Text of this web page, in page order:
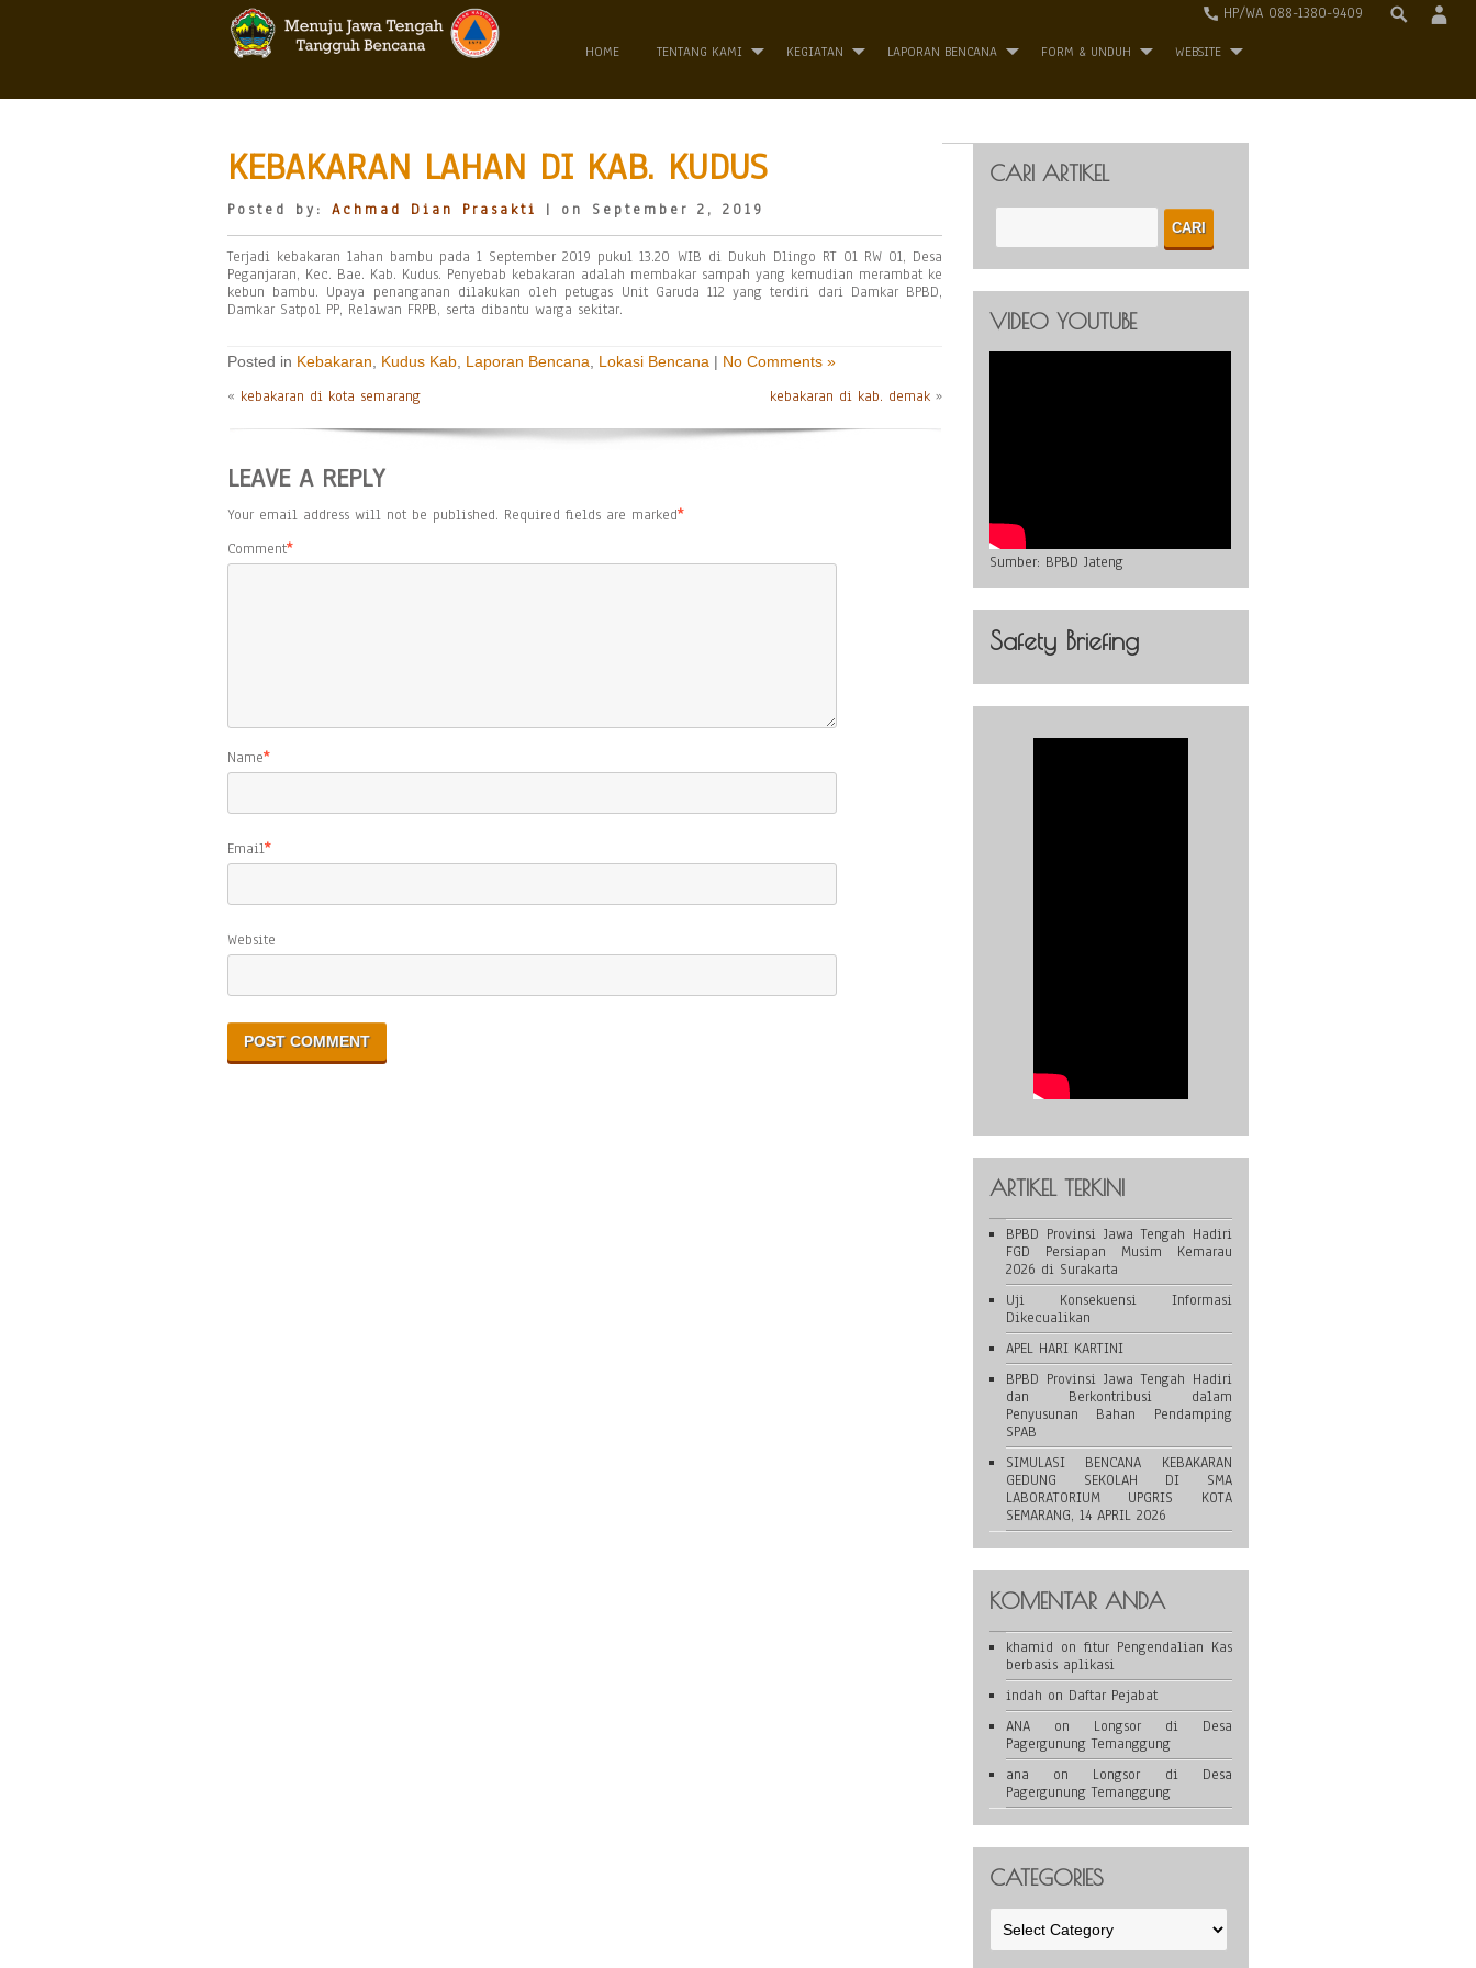
HP/WA 088-1380-9409
HOME TENTANG KAMI KEGIATAN LAPORAN BENCANA FORM & UNDUH WEBSITE
KEBAKARAN LAHAN DI KAB. KUDUS
Posted by: Achmad Dian Prasakti | on September 2, 2019
Terjadi kebakaran lahan bambu pada 1 September 2019 pukul 13.20 WIB di Dukuh Dlingo RT 01 RW 01, Desa
Peganjaran, Kec. Bae. Kab. Kudus. Penyebab kebakaran adalah membakar sampah yang kemudian merambat ke
kebun bambu. Upaya penanganan dilakukan oleh petugas Unit Garuda 112 yang terdiri dari Damkar BPBD,
Damkar Satpol PP, Relawan FRPB, serta dibantu warga sekitar.
Posted in Kebakaran Kudus Kab Laporan Bencana Lokasi Bencana | No Comments »
« kebakaran di kota semarang kebakaran di kab. demak »
LEAVE A REPLY
Your email address will not be published. Required fields are marked*
Comment*
Name*
Email*
Website
CARI ARTIKEL
VIDEO YOUTUBE
Sumber: BPBD Jateng
Safety Briefing
ARTIKEL TERKINI
BPBD Provinsi Jawa Tengah Hadiri
FGD Persiapan Musim Kemarau
2026 di Surakarta
Uji Konsekuensi Informasi
Dikecualikan
APEL HARI KARTINI
BPBD Provinsi Jawa Tengah Hadiri
dan Berkontribusi dalam
Penyusunan Bahan Pendamping
SPAB
SIMULASI BENCANA KEBAKARAN
GEDUNG SEKOLAH DI SMA
LABORATORIUM UPGRIS KOTA
SEMARANG, 14 APRIL 2026
KOMENTAR ANDA
khamid on fitur Pengendalian Kas
berbasis aplikasi
indah on Daftar Pejabat
ANAon Longsor di Desa
Pagergunung Temanggung
ana on Longsor di Desa
Pagergunung Temanggung
CATEGORIES
Categories